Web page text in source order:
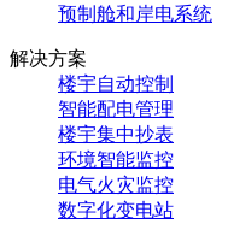
预制舱和岸电系统
解决方案
楼宇自动控制
智能配电管理
楼宇集中抄表
环境智能监控
电气火灾监控
数字化变电站